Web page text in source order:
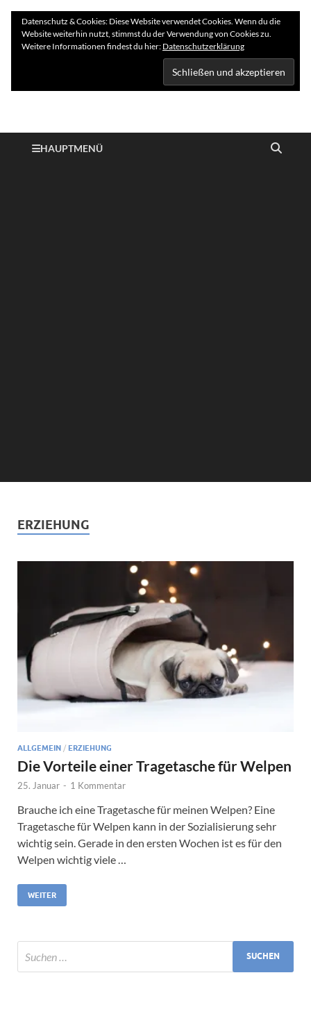
Hundelogie
HAUPTMENÜ
ERZIEHUNG
ALLGEMEIN / ERZIEHUNG
Die Vorteile einer Tragetasche für Welpen
25. Januar - 1 Kommentar
Brauche ich eine Tragetasche für meinen Welpen? Eine
Tragetasche für Welpen kann in der Sozialisierung sehr
wichtig sein. Gerade in den ersten Wochen ist es für den
Welpen wichtig viele …
WEITER
Datenschutz & Cookies: Diese Website verwendet Cookies. Wenn du die
Website weiterhin nutzt, stimmst du der Verwendung von Cookies zu.
Weitere Informationen findest du hier: Datenschutzerklärung